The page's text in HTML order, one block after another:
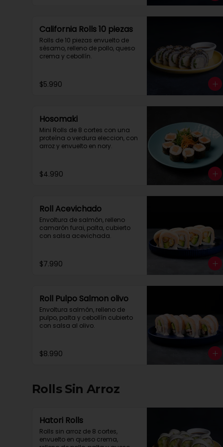
California Rolls 10 piezas
Rolls de 10 piezas envuelto de
sésamo, relleno de pollo, queso
crema y cebollín.
$5.990
Hosomaki
Mini Rolls de 8 cortes con una
proteína o verdura eleccion, con
arroz y envuelto en nory.
$4.990
Roll Acevichado
Envoltura de salmón, relleno
camarón furai, palta, cubierto
con salsa acevichada.
$7.990
Roll Pulpo Salmon olivo
Envoltura salmón, relleno de
pulpo, palta y cebollín cubierto
con salsa al olivo.
$8.990
Rolls Sin Arroz
Hatori Rolls
Rolls sin arroz de 8 cortes,
envuelto en queso crema,